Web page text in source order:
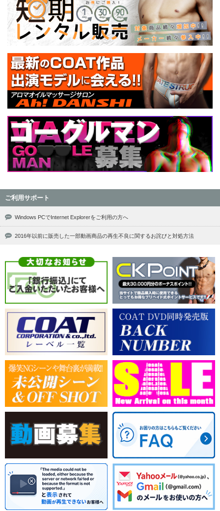
ご利用サポート
Windows PCでInternet Explorerをご利用の方へ
2016年以前に販売した一部動画商品の再生不良に関するお詫びと対処方法